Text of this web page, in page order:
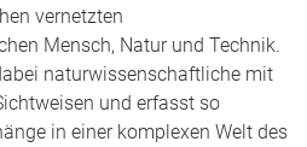
vernetzten
Mensch, Natur und Technik.
naturwissenschaftliche mit
und erfasst so
in einer komplexen Welt des